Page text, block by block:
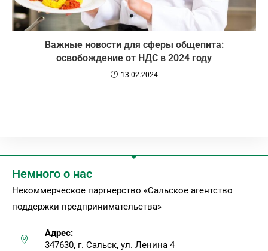
Важные новости для сферы общепита:
освобождение от НДС в 2024 году
13.02.2024
Немного о нас
Некоммерческое партнерство «Сальское агентство
поддержки предпринимательства»
Адрес:
347630, г. Сальск, ул. Ленина 4